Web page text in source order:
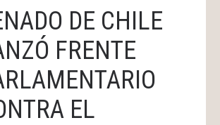
DE CHILE
FRENTE
EL